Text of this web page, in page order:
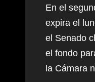
En el
expira el
el Senado
el fondo
la Cámara